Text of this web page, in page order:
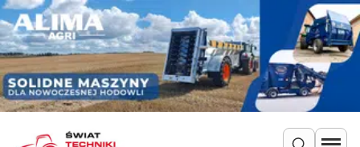
Przejdź do treści